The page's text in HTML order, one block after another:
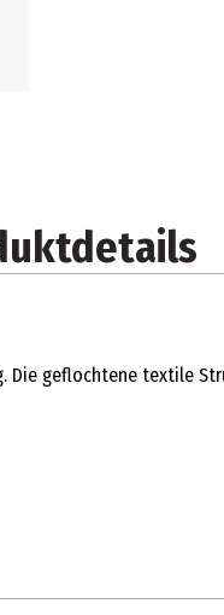
Die geflochtene